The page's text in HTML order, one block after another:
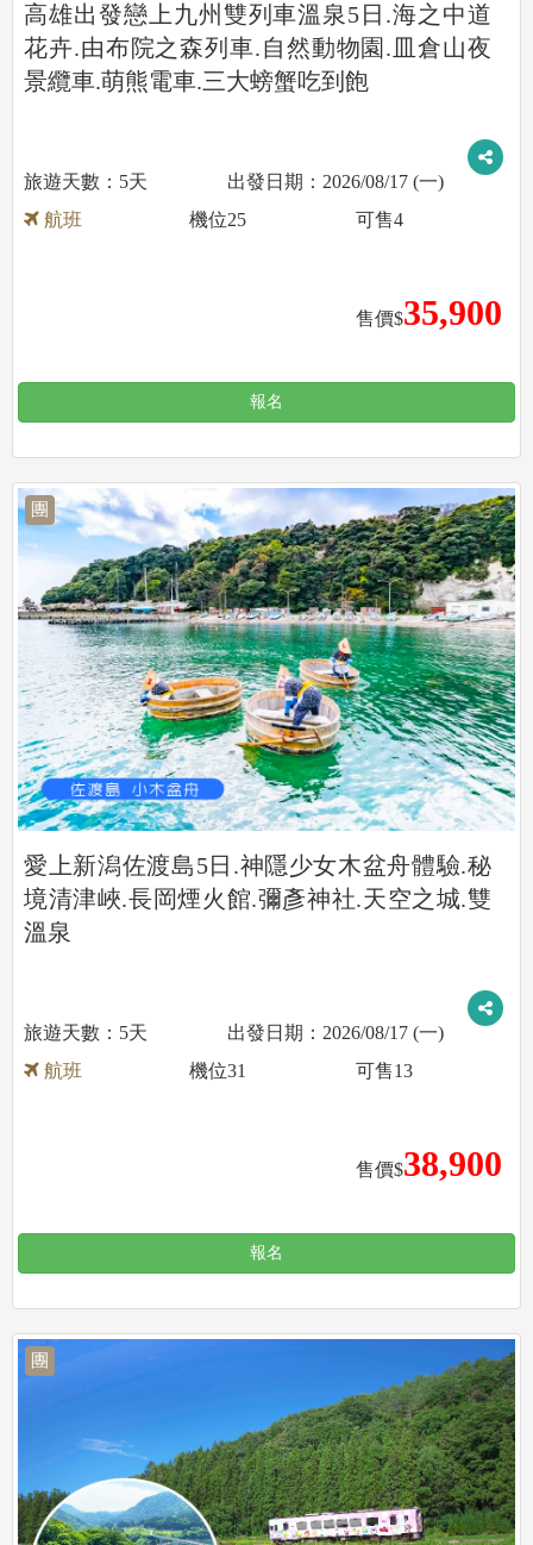
高雄出發戀上九州雙列車溫泉5日.海之中道
花卉.由布院之森列車.自然動物園.皿倉山夜
景纜車.萌熊電車.三大螃蟹吃到飽
5天
2026/08/17 (一)
航班
售價$35,900
機位25 可售4
報名
團
愛上新潟佐渡島5日.神隱少女木盆舟體驗.秘
境清津峽.長岡煙火館.彌彥神社.天空之城.雙
溫泉
5天
2026/08/17 (一)
航班
售價$38,900
機位31 可售13
報名
團